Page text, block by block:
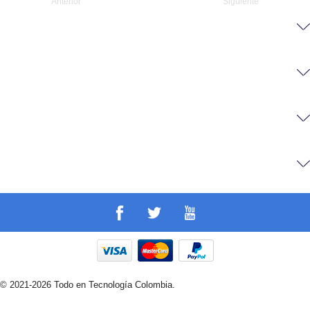
© 2021-2026 Todo en Tecnología Colombia.